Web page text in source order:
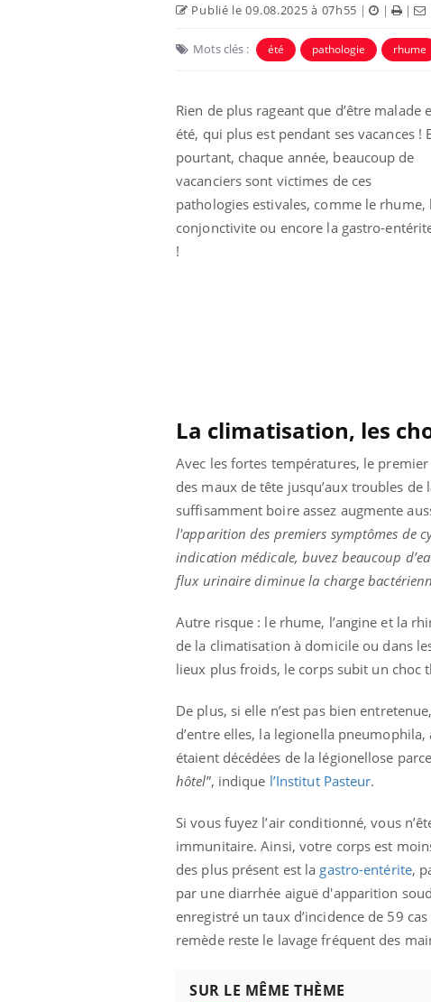
Publié le 09.08.2025 à 07h55 | | |
Mots clés : été pathologie rhume
Rien de plus rageant que d’être malade
été, qui plus est pendant ses vacances !
pourtant, chaque année, beaucoup de
vacanciers sont victimes de ces
pathologies estivales, comme le rhume,
conjonctivite ou encore la gastro-
!
La climatisation, les
Avec les fortes températures, le
des maux de tête jusqu’aux troubles
suffisamment boire assez augmente
l'apparition des premiers symptômes de
indication médicale, buvez beaucoup
flux urinaire diminue la charge
Autre risque : le rhume, l’angine et la
de la climatisation à domicile ou dans
lieux plus froids, le corps subit un
De plus, si elle n’est pas bien
d’entre elles, la legionella
étaient décédées de la légionellose
hôtel”, indique l’Institut Pasteur.
Si vous fuyez l’air conditionné, vous
immunitaire. Ainsi, votre corps est
des plus présent est la gastro-entérite,
par une diarrhée aiguë d'apparition
enregistré un taux d’incidence de 59
remède reste le lavage fréquent des
SUR LE MÊME THÈME
expliquer ma maladieYoutube
Il y a des sujets qui sont faciles à aborder...
d'autres non ! D'un côté, poser des
questions sur la maladie d'un proche c'est
même